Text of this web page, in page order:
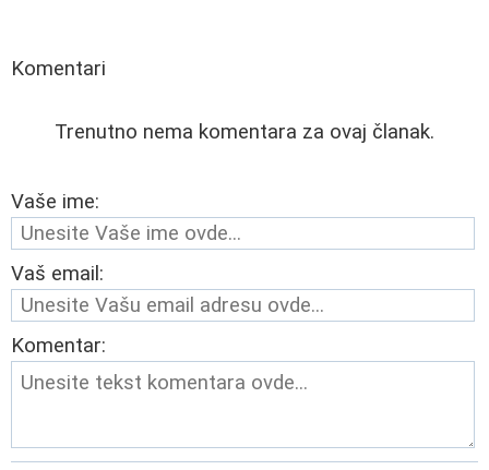
Komentari
Trenutno nema komentara za ovaj članak.
Vaše ime:
Vaš email:
Komentar: